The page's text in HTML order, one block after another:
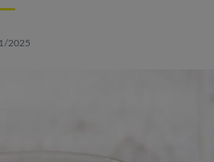
2025